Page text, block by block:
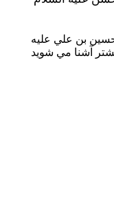
بن علي عليه